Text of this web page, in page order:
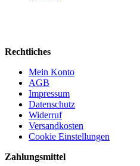
Rechtliches
Mein Konto
AGB
Impressum
Datenschutz
Widerruf
Versandkosten
Cookie Einstellungen
Zahlungsmittel